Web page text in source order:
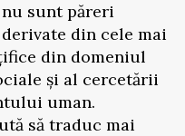
sunt păreri
din cele mai
din domeniul
și al cercetării
uman.
să traduc mai